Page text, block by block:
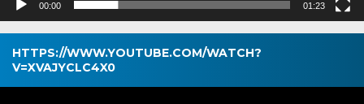
00:00 01:23
HTTPS://WWW.YOUTUBE.COM/WATCH?
V=XVAJYCLC4X0
Pemutar